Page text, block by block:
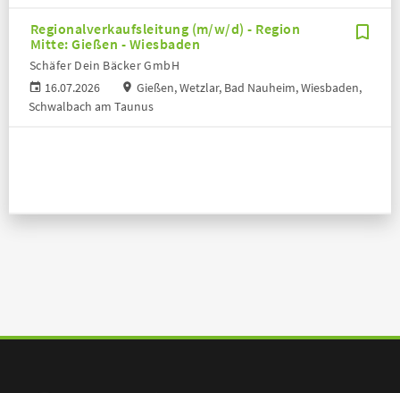
Regionalverkaufsleitung (m/w/d) - Region
Mitte: Gießen - Wiesbaden
16.07.2026
Schäfer Dein Bäcker GmbH
Gießen, Wetzlar, Bad Nauheim, Wiesbaden,
Schwalbach am Taunus